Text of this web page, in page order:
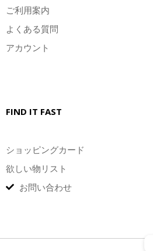
ご利用案内
よくある質問
アカウント
FIND IT FAST
ショッピングカード
欲しい物リスト
お問い合わせ